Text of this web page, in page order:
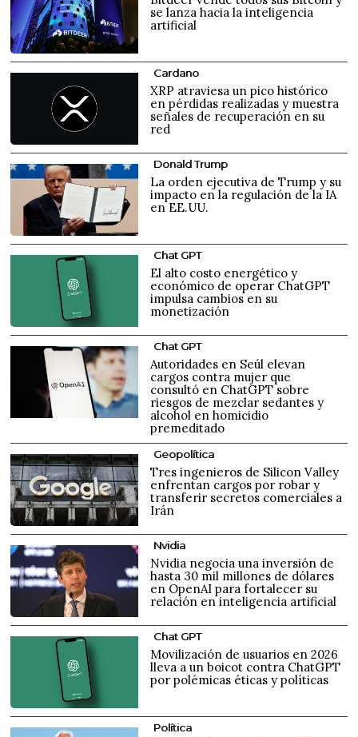
se lanza hacia la inteligencia
artificial
Cardano
XRP atraviesa un pico histórico
en pérdidas realizadas y muestra
señales de recuperación en su
red
Donald Trump
La orden ejecutiva de Trump y su
impacto en la regulación de la IA
en EE.UU.
Chat GPT
El alto costo energético y
económico de operar ChatGPT
impulsa cambios en su
monetización
Chat GPT
Autoridades en Seúl elevan
cargos contra mujer que
consultó en ChatGPT sobre
riesgos de mezclar sedantes y
alcohol en homicidio
premeditado
Geopolítica
Tres ingenieros de Silicon Valley
enfrentan cargos por robar y
transferir secretos comerciales a
Irán
Nvidia
Nvidia negocia una inversión de
hasta 30 mil millones de dólares
en OpenAI para fortalecer su
relación en inteligencia artificial
Chat GPT
Movilización de usuarios en 2026
lleva a un boicot contra ChatGPT
por polémicas éticas y políticas
Política